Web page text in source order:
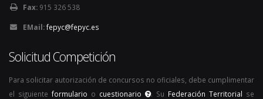
Fax: 915 326 538
EMail:fepyc@fepyc.es
Solicitud Competición
Para solicitar autorización de concursos no oficiales, debe cumplimentar
el siguiente formulario o cuestionario . Su Federación Territorial se